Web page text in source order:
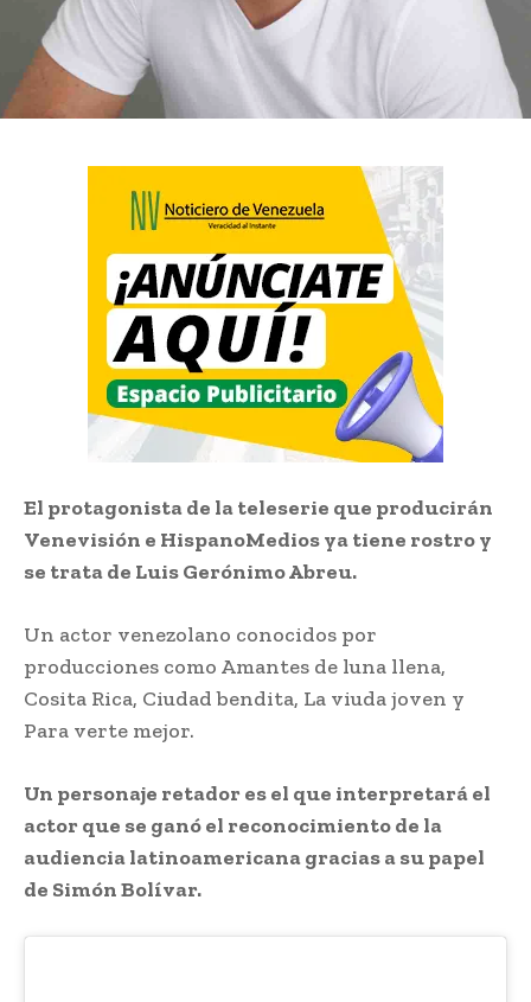
El protagonista de la teleserie que producirán
Venevisión e HispanoMedios ya tiene rostro y
se trata de Luis Gerónimo Abreu.
Un actor venezolano conocidos por
producciones como Amantes de luna llena,
Cosita Rica, Ciudad bendita, La viuda joven y
Para verte mejor.
Un personaje retador es el que interpretará el
actor que se ganó el reconocimiento de la
audiencia latinoamericana gracias a su papel
de Simón Bolívar.